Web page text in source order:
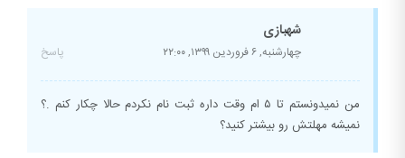
شهبازی
چهارشنبه, ۶ فروردین ۱۳۹۹, ۲۲:۰۰ پاسخ
من نمیدونستم تا ۵ ام وقت داره ثبت نام نکردم حالا چکار کنم .؟
نمیشه مهلتش رو بیشتر کنید؟